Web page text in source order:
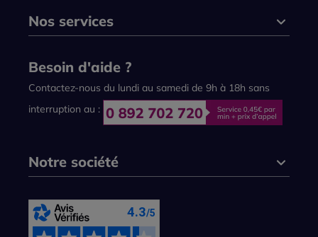
Nos services
Besoin d'aide ?
Contactez-nous du lundi au samedi de 9h à 18h sans
interruption au :
Notre société